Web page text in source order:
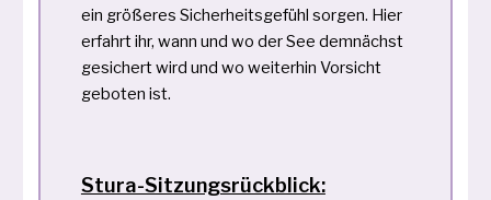
ein größeres Sicherheitsgefühl sorgen. Hier
erfahrt ihr, wann und wo der See demnächst
gesichert wird und wo weiterhin Vorsicht
geboten ist.
Stura-Sitzungsrückblick: